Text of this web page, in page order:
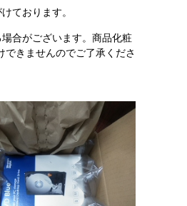
ております。
合がございます。商品化粧
きませんのでご了承くださ